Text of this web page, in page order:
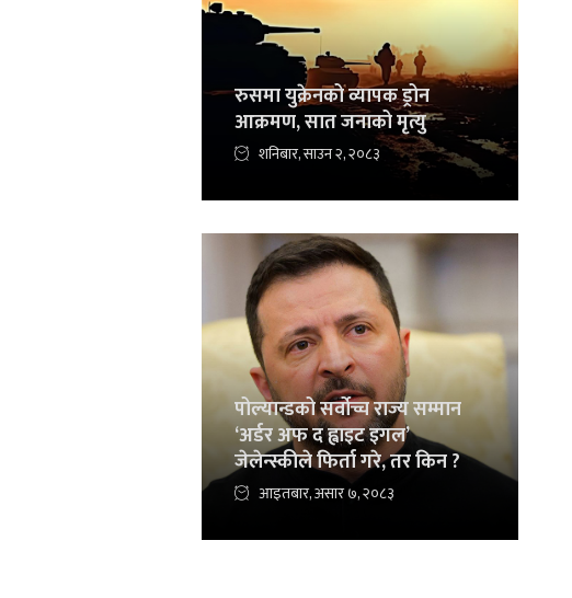
रुसमा युक्रेनको व्यापक ड्रोन
आक्रमण, सात जनाको मृत्यु
शनिबार, साउन २, २०८३
पोल्यान्डको सर्वोच्च राज्य सम्मान
‘अर्डर अफ द ह्वाइट इगल’
जेलेन्स्कीले फिर्ता गरे, तर किन ?
आइतबार, असार ७, २०८३